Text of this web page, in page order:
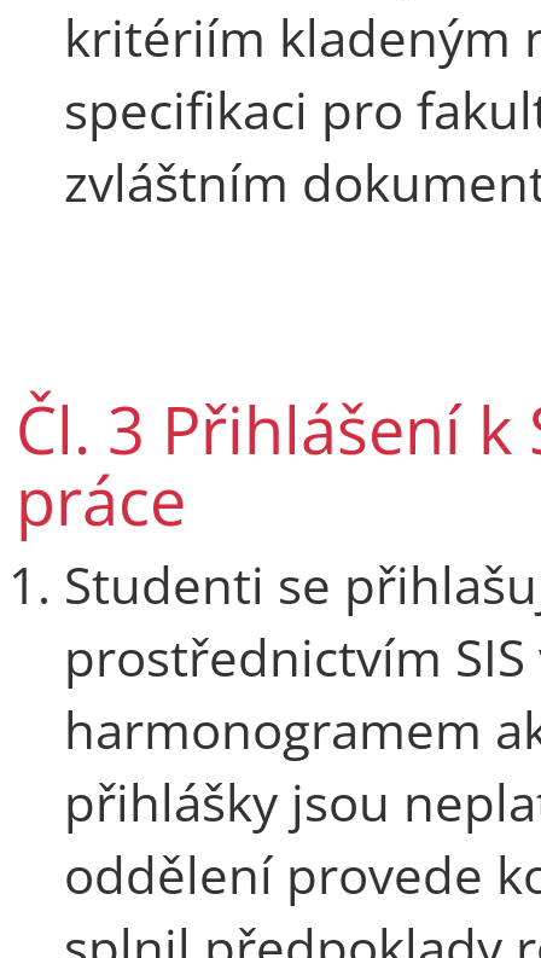
kritériím kladeným
specifikaci pro
zvláštním
Čl. 3 Přihlášení k
práce
Studenti se
prostřednictvím
harmonogramem
přihlášky jsou
oddělení provede